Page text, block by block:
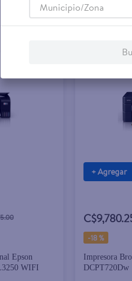
Epson
WIFI
+ Agregar
-18 %
Impresora
DCPT720Dw
Municipio/Zona